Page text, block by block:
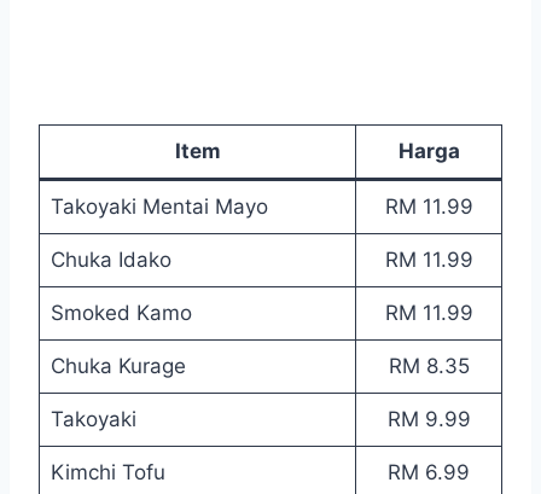
Item Harga
Takoyaki Mentai Mayo RM 11.99
Chuka Idako RM 11.99
Smoked Kamo RM 11.99
Chuka Kurage RM 8.35
Takoyaki RM 9.99
Kimchi Tofu RM 6.99